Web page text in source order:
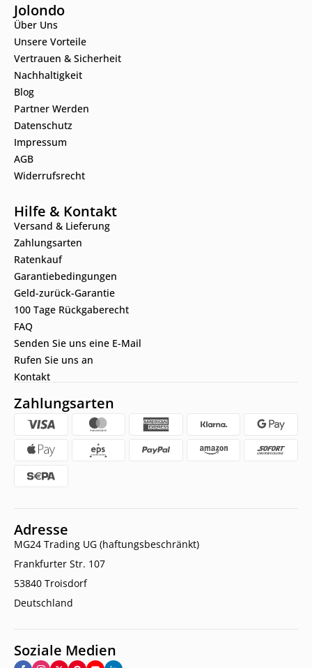
Jolondo
Über Uns
Unsere Vorteile
Vertrauen & Sicherheit
Nachhaltigkeit
Blog
Partner Werden
Datenschutz
Impressum
AGB
Widerrufsrecht
Hilfe & Kontakt
Versand & Lieferung
Zahlungsarten
Ratenkauf
Garantiebedingungen
Geld-zurück-Garantie
100 Tage Rückgaberecht
FAQ
Senden Sie uns eine E-Mail
Rufen Sie uns an
Kontakt
Zahlungsarten
Adresse
MG24 Trading UG (haftungsbeschränkt)
Frankfurter Str. 107
53840 Troisdorf
Deutschland
Soziale Medien